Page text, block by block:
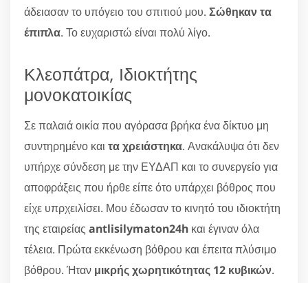
άδειασαν το υπόγειο του σπιτιού μου. Σώθηκαν τα
έπιπλα. Το ευχαριστώ είναι πολύ λίγο.
Κλεοπάτρα, Ιδιοκτήτης
μονοκατοικίας
Σε παλαιά οικία που αγόρασα βρήκα ένα δίκτυο μη
συντηρημένο και τα χρειάστηκα. Ανακάλυψα ότι δεν
υπήρχε σύνδεση με την ΕΥΔΑΠ και το συνεργείο για
αποφράξεις που ήρθε είπε ότο υπάρχει βόθρος που
είχε υπρχειλίσει. Μου έδωσαν το κινητό του ιδιοκτήτη
της εταιρείας antlisilymaton24h και έγιναν όλα
τέλεια. Πρώτα εκκένωση βόθρου και έπειτα πλύσιμο
βόθρου. Ήταν μικρής χωρητικότητας 12 κυβικών.